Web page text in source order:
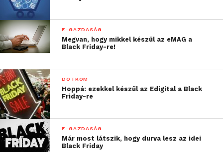
E-GAZDASÁG
Megvan, hogy mikkel készül az eMAG a
Black Friday-re!
DOTKOM
Hoppá: ezekkel készül az Edigital a Black
Friday-re
E-GAZDASÁG
Már most látszik, hogy durva lesz az idei
Black Friday